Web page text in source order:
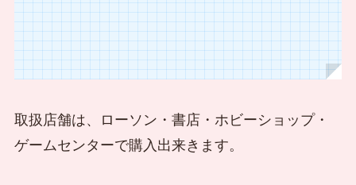
取扱店舗は、ローソン・書店・ホビーショップ・
ゲームセンターで購入出来きます。